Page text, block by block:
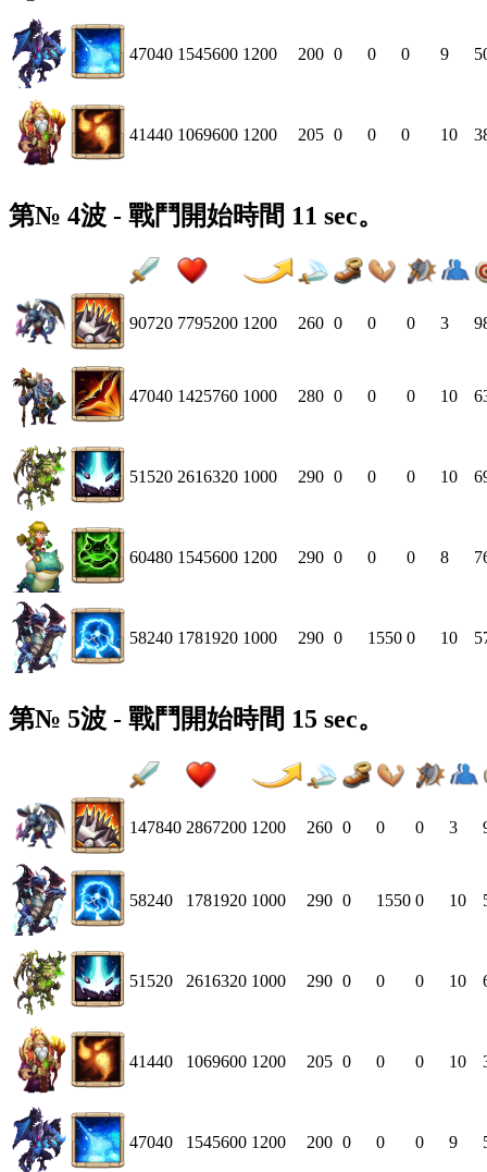
47040 1545600 1200 200 0 0 0 9
41440 1069600 1200 205 0 0 0 10
第№ 4波 - 戰鬥開始時間 11 sec。
90720 7795200 1200 260 0 0 0 3
47040 1425760 1000 280 0 0 0 10
51520 2616320 1000 290 0 0 0 10
60480 1545600 1200 290 0 0 0 8
58240 1781920 1000 290 0 1550 0 10
第№ 5波 - 戰鬥開始時間 15 sec。
147840 2867200 1200 260 0 0 0 3
58240 1781920 1000 290 0 1550 0 10
51520 2616320 1000 290 0 0 0 10
41440 1069600 1200 205 0 0 0 10
47040 1545600 1200 200 0 0 0 9